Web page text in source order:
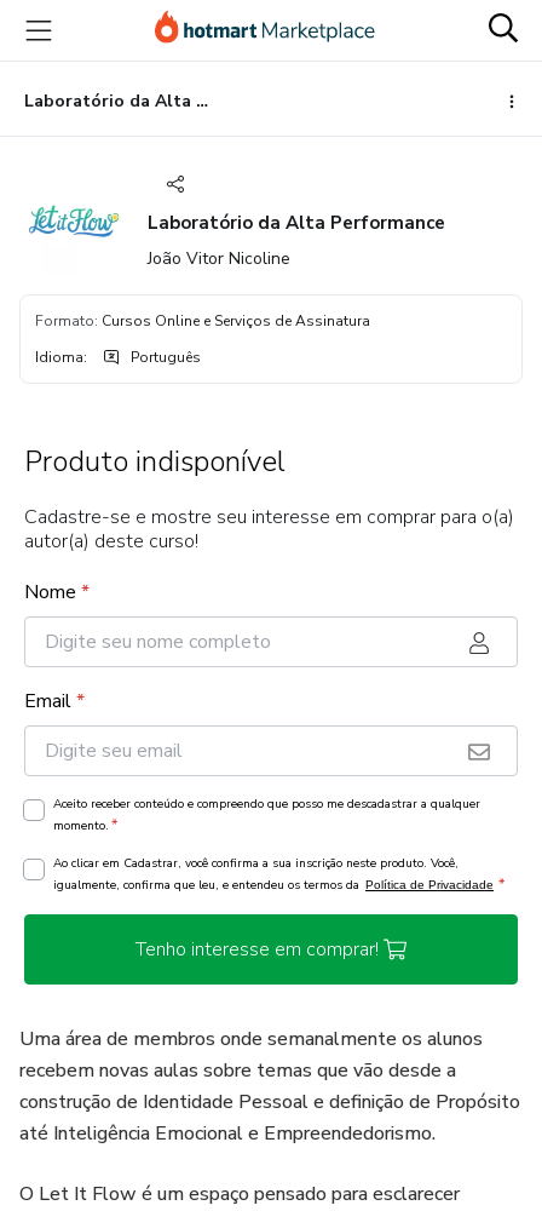
para
conteúdo
principal
para
pagamento
para
rodapé
Laboratório da Alta Performance
Laboratório da Alta Performance
João Vitor Nicoline
Formato: Cursos Online e Serviços de Assinatura
Idioma: Português
Produto indisponível
Cadastre-se e mostre seu interesse em comprar para o(a)
autor(a) deste curso!
Nome *
Email*
Aceito receber conteúdo e compreendo que posso me descadastrar a qualquer
momento. *
Ao clicar em Cadastrar, você confirma a sua inscrição neste produto. Você,
igualmente, confirma que leu, e entendeu os termos da Política de Privacidade *
Tenho interesse em comprar!
Uma área de membros onde semanalmente os alunos
recebem novas aulas sobre temas que vão desde a
construção de Identidade Pessoal e definição de Propósito
até Inteligência Emocional e Empreendedorismo.
O Let It Flow é um espaço pensado para esclarecer